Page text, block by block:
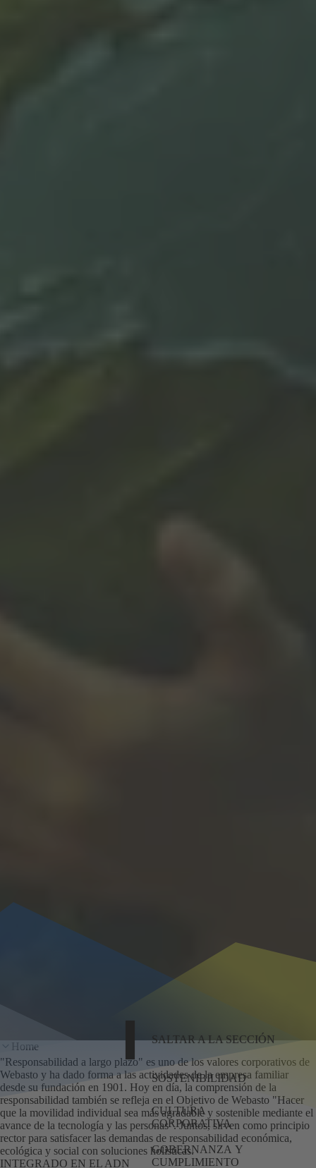
SALTAR A LA SECCIÓN
SOSTENIBILIDAD
CULTURA
CORPORATIVA
GOBERNANZA Y
CUMPLIMIENTO
Home
"Responsabilidad a largo plazo" es uno de los valores corporativos de
Webasto y ha dado forma a las actividades de la empresa familiar
desde su fundación en 1901. Hoy en día, la comprensión de la
responsabilidad también se refleja en el Objetivo de Webasto "Hacer
que la movilidad individual sea más agradable y sostenible mediante el
avance de la tecnología y las personas". Juntos, sirven como principio
rector para satisfacer las demandas de responsabilidad económica,
ecológica y social con soluciones holísticas.
INTEGRADO EN EL ADN